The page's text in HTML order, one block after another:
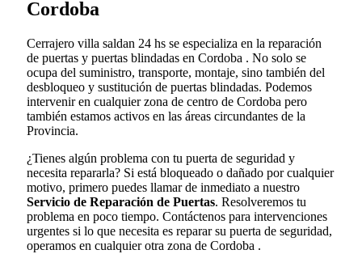
Cordoba
Cerrajero villa saldan 24 hs se especializa en la reparación
de puertas y puertas blindadas en Cordoba . No solo se
ocupa del suministro, transporte, montaje, sino también del
desbloqueo y sustitución de puertas blindadas. Podemos
intervenir en cualquier zona de centro de Cordoba pero
también estamos activos en las áreas circundantes de la
Provincia.
¿Tienes algún problema con tu puerta de seguridad y
necesita repararla? Si está bloqueado o dañado por cualquier
motivo, primero puedes llamar de inmediato a nuestro
Servicio de Reparación de Puertas. Resolveremos tu
problema en poco tiempo. Contáctenos para intervenciones
urgentes si lo que necesita es reparar su puerta de seguridad,
operamos en cualquier otra zona de Cordoba .